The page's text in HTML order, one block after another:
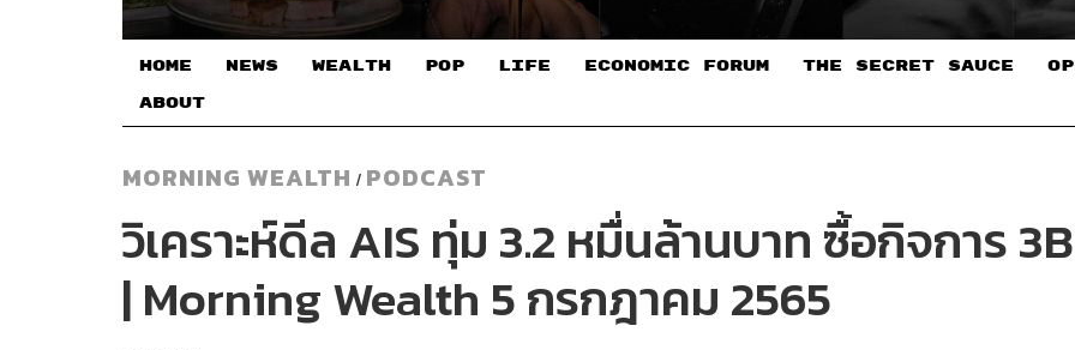
HOME NEWS WEALTH POP LIFE ECONOMIC FORUM THE SECRET SAUCE​
ABOUT
MORNING WEALTH / PODCAST
วิเคราะห์ดีล AIS ทุ่ม 3.2 หมื่นล้านบาท ซื้อกิจการ
| Morning Wealth 5 กรกฎาคม 2565